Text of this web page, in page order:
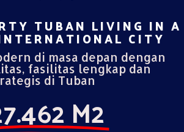
TUBAN LIVING IN A
CITY​
di masa depan dengan
fasilitas lengkap dan
di Tuban
M2